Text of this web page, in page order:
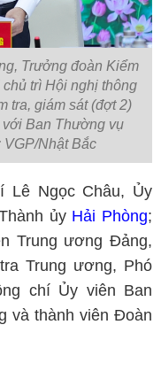
Trưởng đoàn Kiểm
trì Hội nghị thông
tra, giám sát (đợt 2)
Ban Thường vụ
VGP/Nhật Bắc
Lê Ngọc Châu, Ủy
ủy Hải Phòng;
Trung ương Đảng,
Trung ương, Phó
chí Ủy viên Ban
và thành viên Đoàn